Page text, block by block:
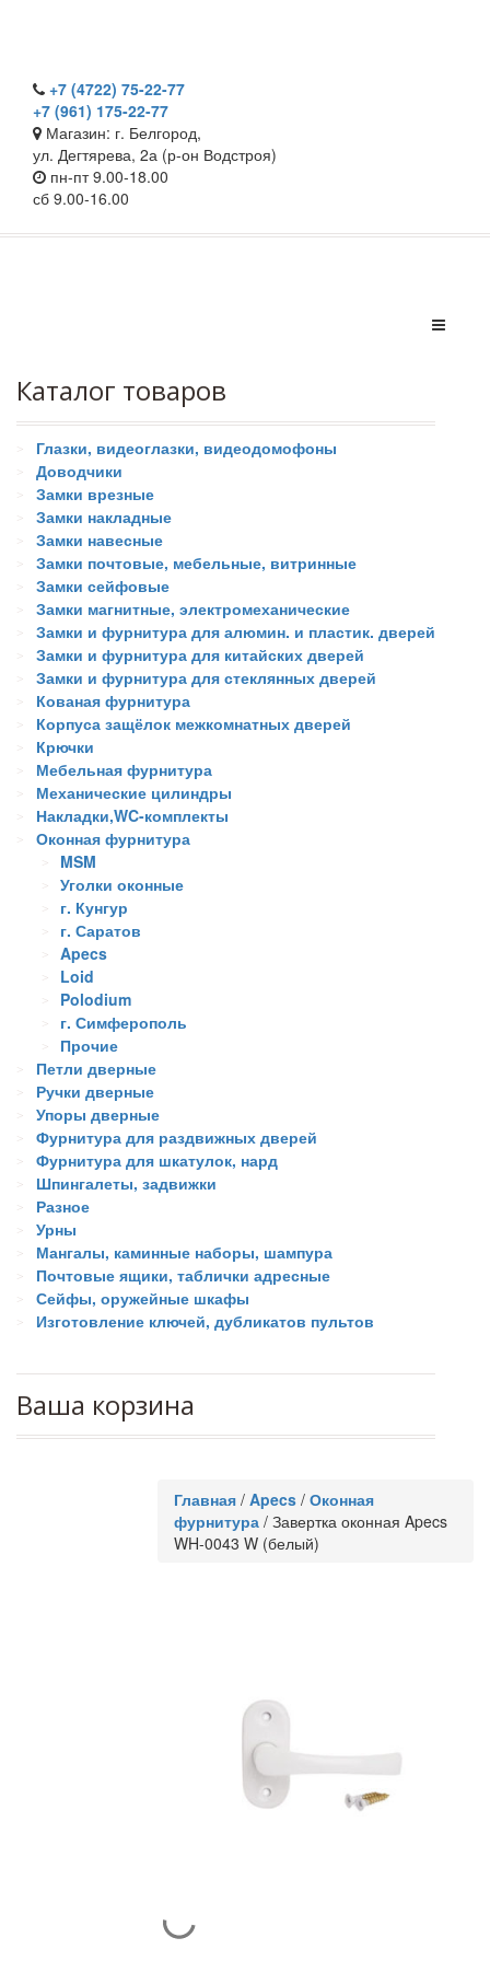
+7 (4722) 75-22-77
+7 (961) 175-22-77
Магазин: г. Белгород,
ул. Дегтярева, 2а (р-он Водстроя)
пн-пт 9.00-18.00
сб 9.00-16.00
Каталог товаров
Глазки, видеоглазки, видеодомофоны
Доводчики
Замки врезные
Замки накладные
Замки навесные
Замки почтовые, мебельные, витринные
Замки сейфовые
Замки магнитные, электромеханические
Замки и фурнитура для алюмин. и пластик. дверей
Замки и фурнитура для китайских дверей
Замки и фурнитура для стеклянных дверей
Кованая фурнитура
Корпуса защёлок межкомнатных дверей
Крючки
Мебельная фурнитура
Механические цилиндры
Накладки,WC-комплекты
Оконная фурнитура
MSM
Уголки оконные
г. Кунгур
г. Саратов
Apecs
Loid
Polodium
г. Симферополь
Прочие
Петли дверные
Ручки дверные
Упоры дверные
Фурнитура для раздвижных дверей
Фурнитура для шкатулок, нард
Шпингалеты, задвижки
Разное
Урны
Мангалы, каминные наборы, шампура
Почтовые ящики, таблички адресные
Сейфы, оружейные шкафы
Изготовление ключей, дубликатов пультов
Ваша корзина
Главная / Apecs / Оконная
фурнитура / Завертка оконная Apecs
WH-0043 W (белый)